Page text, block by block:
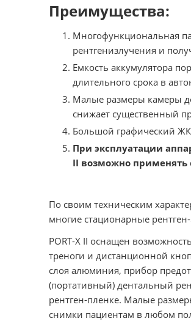
Преимущества:
Многофункциональная
рентгенизлучения и
Емкость аккумулятора
длительного срока в
Малые размеры камеры
снижает существенный
Большой графический
При эксплуатации
II возможно
По своим техническим
многие стационарные
PORT-X II оснащен
треноги и дистанционной
слоя алюминия, прибор
(портативный) дентальный
рентген-пленке. Малые
снимки пациентам в любом